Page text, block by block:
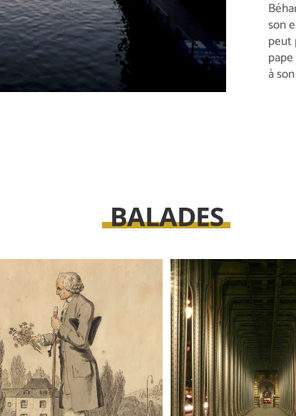
son
peut
à
BALADES
Les symboles